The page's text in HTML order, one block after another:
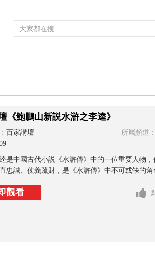
《鮑鵬山新説水滸之李逵》
百家講壇 所屬頻道：
是中國古代小説《水滸傳》中的一位重要人物
忠誠、仗義疏財，是《水滸傳》中不可或缺的角
觀看